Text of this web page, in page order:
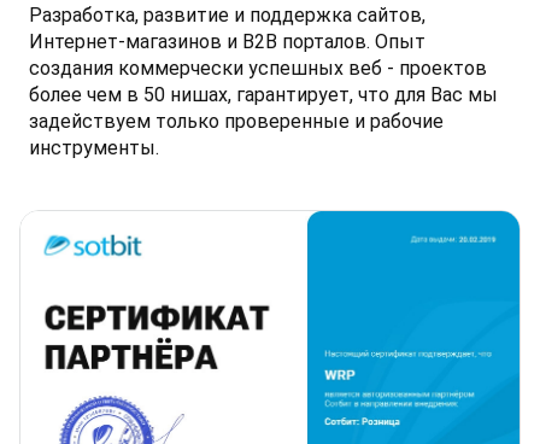
Разработка, развитие и поддержка сайтов,
Интернет-магазинов и B2B порталов. Опыт
создания коммерчески успешных веб - проектов
более чем в 50 нишах, гарантирует, что для Вас мы
задействуем только проверенные и рабочие
инструменты.